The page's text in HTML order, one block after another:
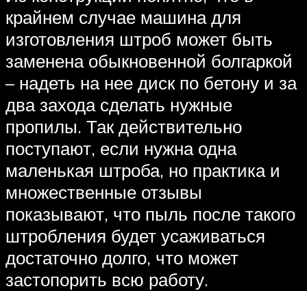
крайнем случае машина для
изготовления штроб может быть
заменена обыкновенной болгаркой
– надеть на нее диск по бетону и за
два захода сделать нужные
пропилы. Так действительно
поступают, если нужна одна
маленькая штроба, но практика и
множественные отзывы
показывают, что пыль после такого
штробления будет усаживаться
достаточно долго, что может
застопорить всю работу.